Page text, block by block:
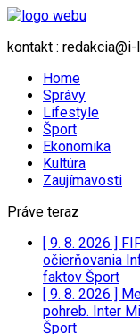
kontakt :
Home
Správy
Lifestyle
Šport
Ekonomika
Kultúra
Zaujímavosti
Práve teraz
[ 9. 8. 2026 ]
očierňovania
faktov Šport
[ 9. 8. 2026 ]
pohreb. Inter
Šport